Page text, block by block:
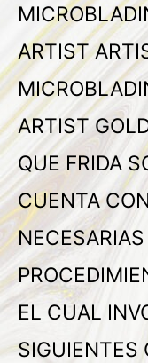
ARTIST
ARTIST
QUE FRIDA
CUENTA
EL CUAL
SIGUIENTES